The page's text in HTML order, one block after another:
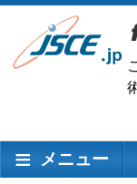
メ
ン
メインナビゲー
メニュー